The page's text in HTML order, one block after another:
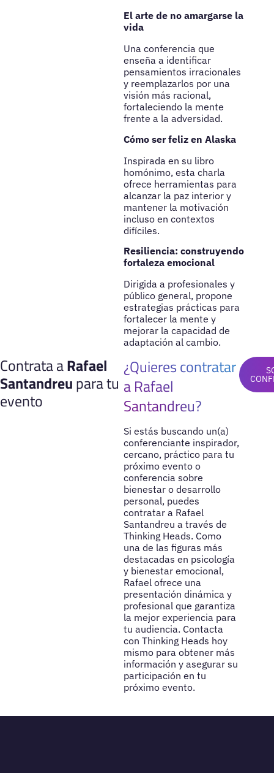
El arte de no amargarse la
vida
Una conferencia que
enseña a identificar
pensamientos irracionales
y reemplazarlos por una
visión más racional,
fortaleciendo la mente
frente a la adversidad.
Cómo ser feliz en Alaska
Inspirada en su libro
homónimo, esta charla
ofrece herramientas para
alcanzar la paz interior y
mantener la motivación
incluso en contextos
difíciles.
Resiliencia: construyendo
fortaleza emocional
Dirigida a profesionales y
público general, propone
estrategias prácticas para
fortalecer la mente y
mejorar la capacidad de
adaptación al cambio.
Contrata aRafael
Santandreupara tu
evento
¿Quieres contratar
a Rafael
Santandreu?
Si estás buscando un(a)
conferenciante inspirador,
cercano, práctico para tu
próximo evento o
conferencia sobre
bienestar o desarrollo
personal, puedes
contratar a Rafael
Santandreu a través de
Thinking Heads. Como
una de las figuras más
destacadas en psicología
y bienestar emocional,
Rafael ofrece una
presentación dinámica y
profesional que garantiza
la mejor experiencia para
tu audiencia. Contacta
con Thinking Heads hoy
mismo para obtener más
información y asegurar su
participación en tu
próximo evento.